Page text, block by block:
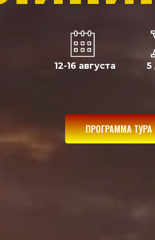
5
12-16 августа
ПРОГРАММА ТУРА